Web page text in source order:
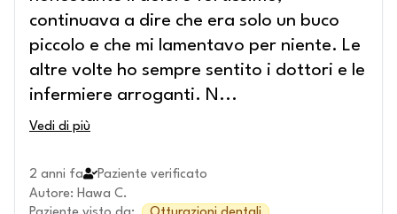
continuava a dire che era solo un buco
piccolo e che mi lamentavo per niente. Le
altre volte ho sempre sentito i dottori e le
infermiere arroganti. N ...
Vedi di più
2 anni fa
Paziente verificato
Autore: Hawa C.